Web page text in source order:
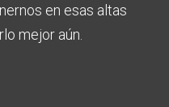
en esas altas
mejor aún.